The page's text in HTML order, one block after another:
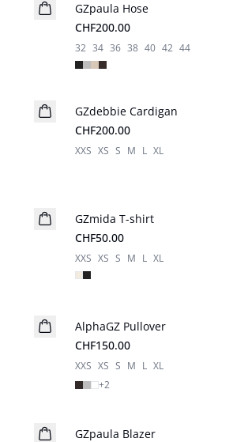
Neuheiten
GZpaula Hose
CHF200.00
32 34 36 38 40 42 44
Neuheiten
GZdebbie Cardigan
CHF200.00
XXS XS S M L XL
Neuheiten
GZmida T-shirt
CHF50.00
XXS XS S M L XL
Neuheiten
AlphaGZ Pullover
CHF150.00
XXS XS S M L XL
+2
Neuheiten
GZpaula Blazer